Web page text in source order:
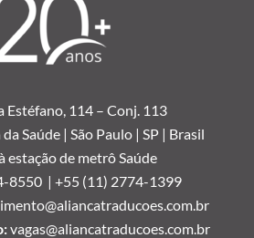
Estéfano, 114 – Conj. 113
Saúde | São Paulo | SP | Brasil
estação de metrô Saúde
8550 | +55 (11) 2774-1399
vagas@aliancatraducoes.com.br